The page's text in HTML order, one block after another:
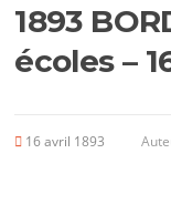
1893
écoles –
16 avril 1893